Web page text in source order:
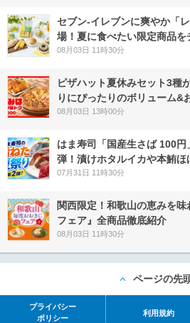
セブン‐イレブンに爽やか「
場！夏に食べたい限定商品を
08月03日 11時30分
ピザハット夏休みセット3種
りにぴったりのボリューム&
08月03日 13時00分
はま寿司「国産生さば 100
弾！漬けホタルイカや本鮪ほ
07月31日 11時30分
関西限定！和歌山の恵みを
フェア』全商品徹底紹介
08月03日 11時30分
ページの先
プライバシー
ポリシー
利用規約